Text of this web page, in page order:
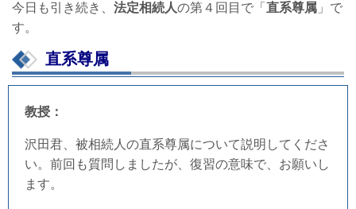
今日も引き続き、 法定相続人の第４回目で「 直系尊属 」で
す。
直系尊属
教授：
沢田君、被相続人の直系尊属について説明してくださ
い。前回も質問しましたが、復習の意味で、お願いし
ます。